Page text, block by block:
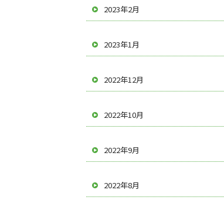
2023年2月
2023年1月
2022年12月
2022年10月
2022年9月
2022年8月